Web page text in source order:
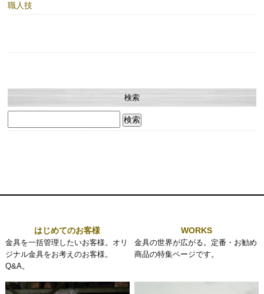
職人技
検索
索:
はじめてのお客様
金具を一括管理したいお客様。オリ
ジナル金具をお考えのお客様。
Q&A。
WORKS
金具の世界が広がる。定番・お勧め
商品の特集ページです。